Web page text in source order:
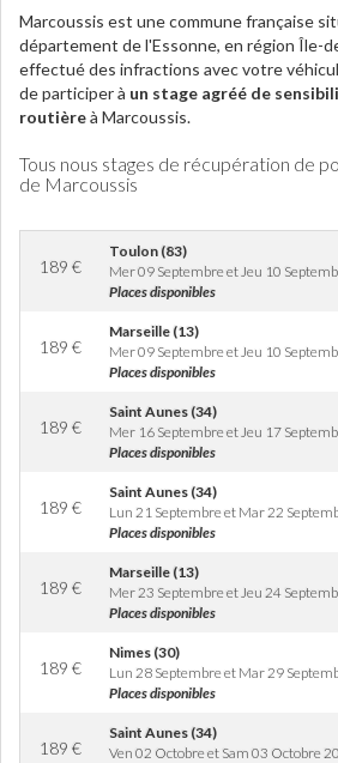
Marcoussis est une commune française
département de l'Essonne, en région Île-
effectué des infractions avec votre
de participer à un stage agréé de
routièreà Marcoussis.
Tous nous stages de récupération de
de Marcoussis
189 €
Toulon (83)
Mer 09 Septembre et Jeu 10
Places disponibles
189 €
Marseille (13)
Mer 09 Septembre et Jeu 10
Places disponibles
189 €
Saint Aunes (34)
Mer 16 Septembre et Jeu 17
Places disponibles
189 €
Saint Aunes (34)
Lun 21 Septembre et Mar 22
Places disponibles
189 €
Marseille (13)
Mer 23 Septembre et Jeu 24
Places disponibles
189 €
Nimes (30)
Lun 28 Septembre et Mar 29
Places disponibles
189 €
Saint Aunes (34)
Ven 02 Octobre et Sam 03 Octobre